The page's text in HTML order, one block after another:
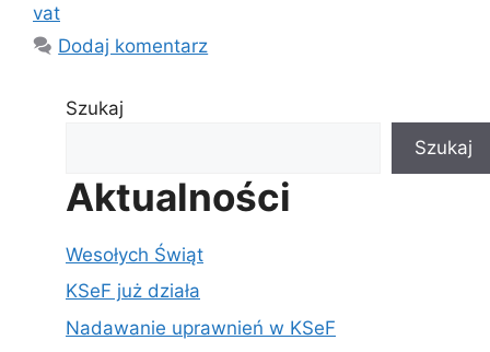
vat
Dodaj komentarz
Szukaj
Szukaj
Aktualności
Wesołych Świąt
KSeF już działa
Nadawanie uprawnień w KSeF